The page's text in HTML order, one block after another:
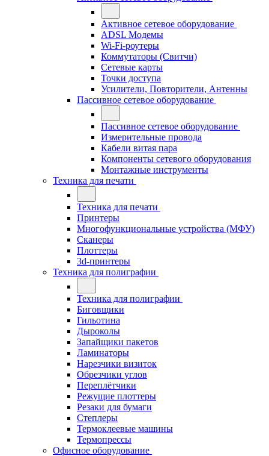
Активное сетевое оборудование
ADSL Модемы
Wi-Fi-роутеры
Коммутаторы (Свитчи)
Сетевые карты
Точки доступа
Усилители, Повторители, Антенны
Пассивное сетевое оборудование
Пассивное сетевое оборудование
Измерительные провода
Кабели витая пара
Компоненты сетевого оборудования
Монтажные инструменты
Техника для печати
Техника для печати
Принтеры
Многофункциональные устройства (МФУ)
Сканеры
Плоттеры
3d-принтеры
Техника для полиграфии
Техника для полиграфии
Биговщики
Гильотина
Дыроколы
Запайщики пакетов
Ламинаторы
Нарезчики визиток
Обрезчики углов
Переплётчики
Режущие плоттеры
Резаки для бумаги
Степлеры
Термоклеевые машины
Термопрессы
Офисное оборудование